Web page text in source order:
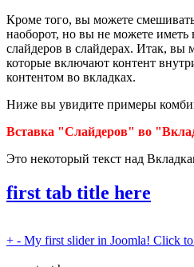
Кроме того, вы можете
наоборот, но вы не можете иметь
слайдеров в слайдерах. Итак, вы
которые включают контент
контентом во вкладках.
Ниже вы увидите примеры
Вставка "Слайдеров" во
Это некоторый текст над
first tab title here
+ - My first slider in Joomla! Click